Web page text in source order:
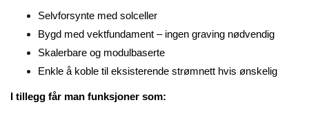
Selvforsynte med solceller
Bygd med vektfundament – ingen graving nødvendig
Skalerbare og modulbaserte
Enkle å koble til eksisterende strømnett hvis ønskelig
I tillegg får man funksjoner som: